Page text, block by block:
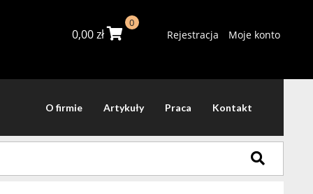
0,00zł
0
Rejestracja Moje konto
O firmie Artykuły Praca Kontakt